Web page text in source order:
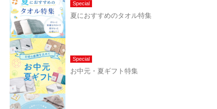
Special
夏におすすめのタオル特集
Special
お中元・夏ギフト特集